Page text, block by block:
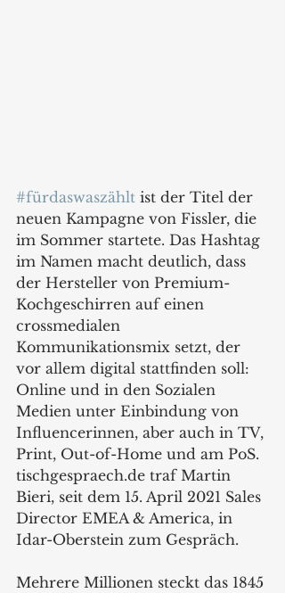
#fürdaswaszählt ist der Titel der
neuen Kampagne von Fissler, die
im Sommer startete. Das Hashtag
im Namen macht deutlich, dass
der Hersteller von Premium-
Kochgeschirren auf einen
crossmedialen
Kommunikationsmix setzt, der
vor allem digital stattfinden soll:
Online und in den Sozialen
Medien unter Einbindung von
Influencerinnen, aber auch in TV,
Print, Out-of-Home und am PoS.
tischgespraech.de traf Martin
Bieri, seit dem 15. April 2021 Sales
Director EMEA & America, in
Idar-Oberstein zum Gespräch.
Mehrere Millionen steckt das 1845